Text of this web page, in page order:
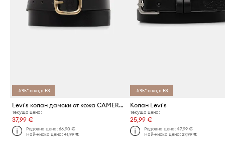
-5%* с код: FS
Levi's колан дамски от кожа CAMERON LONG LENGTH
Текуща цена:
37,99 €
Редовна цена:66,90 €
Най-ниска цена:41,99 €
-5%* с код: FS
Колан Levi's
Текуща цена:
25,99 €
Редовна цена: 47,99 €
Най-ниска цена: 27,99 €